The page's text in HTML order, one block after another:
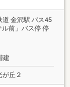
道 金沢駅 バス45
前」バス停 停
建
丘２